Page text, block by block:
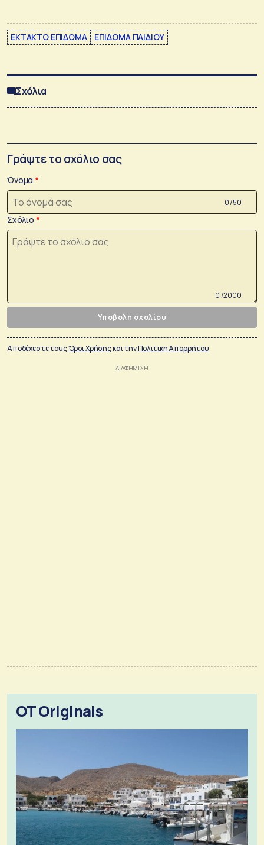
ΕΚΤΑΚΤΟ ΕΠΙΔΟΜΑ ΕΠΙΔΟΜΑ ΠΑΙΔΙΟΥ
Σχόλια
Γράψτε το σχόλιο σας
Όνομα
0 /50
Σχόλιο
0 /2000
Υποβολή σχολίου
Αποδέχεστε τουςΌροι Χρήσηςκαι τηνΠολιτικη Απορρήτου
OT Originals